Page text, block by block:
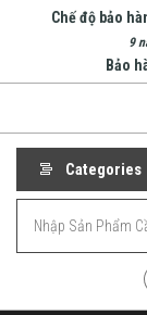
Chế độ bảo
9
Bảo
Computer
Categories